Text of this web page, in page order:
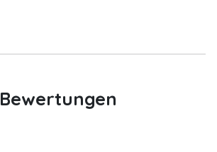
Bewertungen